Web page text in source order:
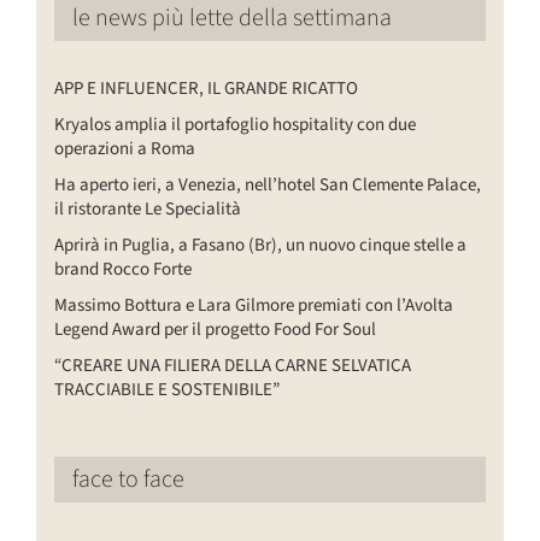
le news più lette della settimana
APP E INFLUENCER, IL GRANDE RICATTO
Kryalos amplia il portafoglio hospitality con due
operazioni a Roma
Ha aperto ieri, a Venezia, nell’hotel San Clemente Palace,
il ristorante Le Specialità
Aprirà in Puglia, a Fasano (Br), un nuovo cinque stelle a
brand Rocco Forte
Massimo Bottura e Lara Gilmore premiati con l’Avolta
Legend Award per il progetto Food For Soul
“CREARE UNA FILIERA DELLA CARNE SELVATICA
TRACCIABILE E SOSTENIBILE”
face to face